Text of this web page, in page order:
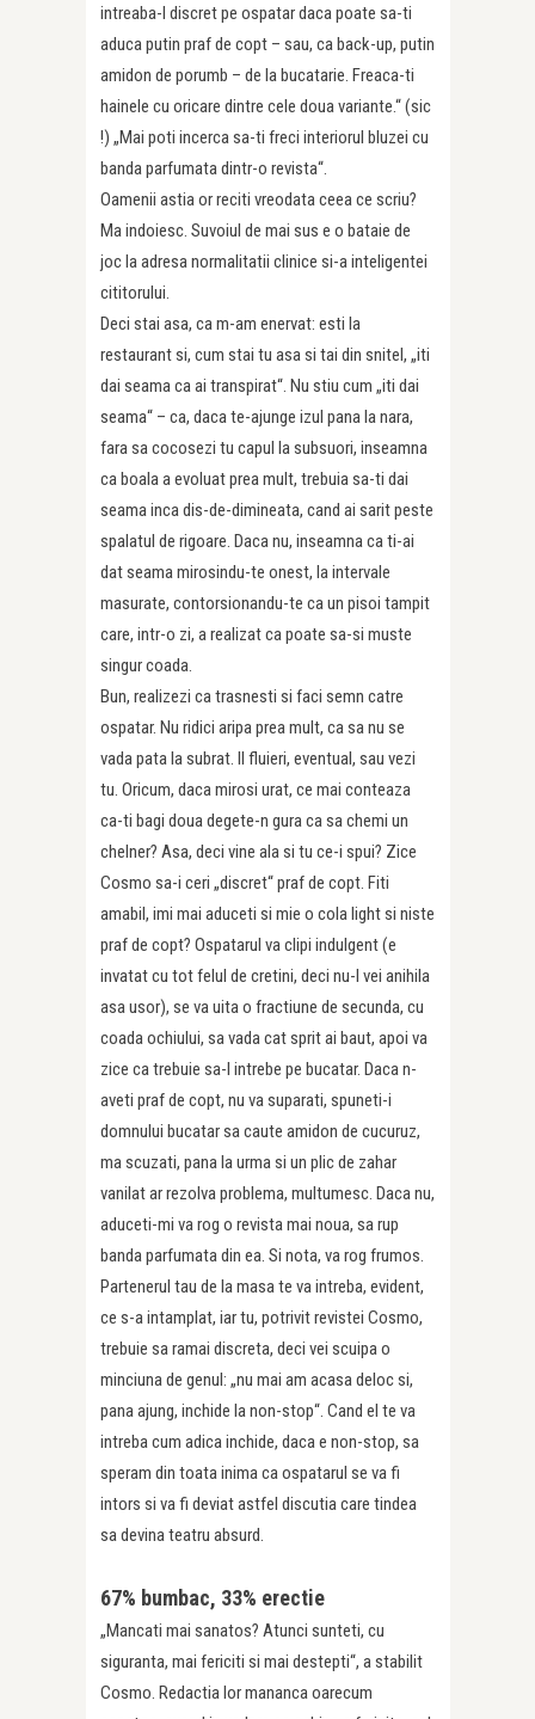
intreaba-l discret pe ospatar daca poate sa-ti
aduca putin praf de copt – sau, ca back-up, putin
amidon de porumb – de la bucatarie. Freaca-ti
hainele cu oricare dintre cele doua variante.“ (sic
!) „Mai poti incerca sa-ti freci interiorul bluzei cu
banda parfumata dintr-o revista“.
Oamenii astia or reciti vreodata ceea ce scriu?
Ma indoiesc. Suvoiul de mai sus e o bataie de
joc la adresa normalitatii clinice si-a inteligentei
cititorului.
Deci stai asa, ca m-am enervat: esti la
restaurant si, cum stai tu asa si tai din snitel, „iti
dai seama ca ai transpirat“. Nu stiu cum „iti dai
seama“ – ca, daca te-ajunge izul pana la nara,
fara sa cocosezi tu capul la subsuori, inseamna
ca boala a evoluat prea mult, trebuia sa-ti dai
seama inca dis-de-dimineata, cand ai sarit peste
spalatul de rigoare. Daca nu, inseamna ca ti-ai
dat seama mirosindu-te onest, la intervale
masurate, contorsionandu-te ca un pisoi tampit
care, intr-o zi, a realizat ca poate sa-si muste
singur coada.
Bun, realizezi ca trasnesti si faci semn catre
ospatar. Nu ridici aripa prea mult, ca sa nu se
vada pata la subrat. Il fluieri, eventual, sau vezi
tu. Oricum, daca mirosi urat, ce mai conteaza
ca-ti bagi doua degete-n gura ca sa chemi un
chelner? Asa, deci vine ala si tu ce-i spui? Zice
Cosmo sa-i ceri „discret“ praf de copt. Fiti
amabil, imi mai aduceti si mie o cola light si niste
praf de copt? Ospatarul va clipi indulgent (e
invatat cu tot felul de cretini, deci nu-l vei anihila
asa usor), se va uita o fractiune de secunda, cu
coada ochiului, sa vada cat sprit ai baut, apoi va
zice ca trebuie sa-l intrebe pe bucatar. Daca n-
aveti praf de copt, nu va suparati, spuneti-i
domnului bucatar sa caute amidon de cucuruz,
ma scuzati, pana la urma si un plic de zahar
vanilat ar rezolva problema, multumesc. Daca nu,
aduceti-mi va rog o revista mai noua, sa rup
banda parfumata din ea. Si nota, va rog frumos.
Partenerul tau de la masa te va intreba, evident,
ce s-a intamplat, iar tu, potrivit revistei Cosmo,
trebuie sa ramai discreta, deci vei scuipa o
minciuna de genul: „nu mai am acasa deloc si,
pana ajung, inchide la non-stop“. Cand el te va
intreba cum adica inchide, daca e non-stop, sa
speram din toata inima ca ospatarul se va fi
intors si va fi deviat astfel discutia care tindea
sa devina teatru absurd.
67% bumbac, 33% erectie
„Mancati mai sanatos? Atunci sunteti, cu
siguranta, mai fericiti si mai destepti“, a stabilit
Cosmo. Redactia lor mananca oarecum